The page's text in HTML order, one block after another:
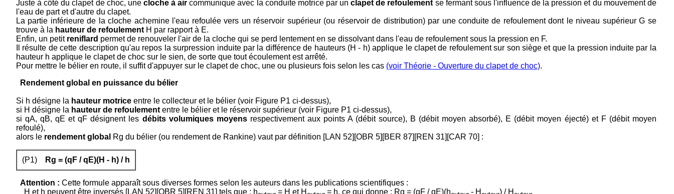
Juste à côté du clapet de choc, une cloche à air communique avec la conduite motrice par unclapet de refoulement se fermant sous l'influence de la pression et du mouvement de
l'eau de part et d'autre du clapet.
La partie inférieure de la cloche achemine l'eau refoulée vers un réservoir supérieur (ou réservoir de distribution) par une conduite de refoulement dont le niveau supérieur G se
trouve à la hauteur de refoulement H par rapport à E.
Enfin, un petit reniflard permet de renouveler l'air de la cloche qui se perd lentement en se dissolvant dans l'eau de refoulement sous la pression en F.
Il résulte de cette description qu'au repos la surpression induite par la différence de hauteurs (H - h) applique le clapet de refoulement sur son siège et que la pression induite par la
hauteur h applique le clapet de choc sur le sien, de sorte que tout écoulement est arrêté.
Pour mettre le bélier en route, il suffit d'appuyer sur le clapet de choc, une ou plusieurs fois selon les cas (voir Théorie - Ouverture du clapet de choc).
Rendement global en puissance du bélier
Si h désigne la hauteur motrice entre le collecteur et le bélier (voir Figure P1 ci-dessus),
si H désigne la hauteur de refoulement entre le bélier et le réservoir supérieur (voir Figure P1 ci-dessus),
si qA, qB, qE et qF désignent les débits volumiques moyensrespectivement aux points A (débit source), B (débit moyen absorbé), E (débit moyen éjecté) et F (débit moyen
refoulé),
alors le rendement global Rg du bélier (ou rendement de Rankine) vaut par définition [LAN 52][OBR 5][BER 87][REN 31][CAR 70] :
(P1) Rg = (qF / qE)(H - h) / h
Attention : Cette formule apparaît sous diverses formes selon les auteurs dans les publications scientifiques :
H et h peuvent être inversés [LAN 52][OBR 5][REN 31] tels que : h
= H et H = h, ce qui donne : Rg = (qF / qE)(h - H ) / H